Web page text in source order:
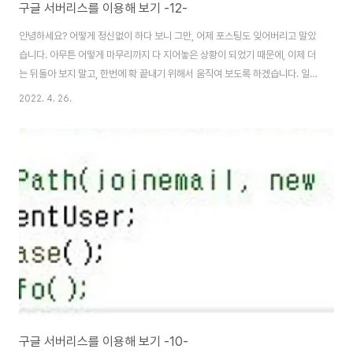
구글 서버리스를 이용해 보기 -12-
안녕하세요? 어떻게 정신없이 하다 보니 그만, 어제 포스팅도 잊어버리고 말았
습니다. 아무튼 어떻게 마무리까지 다 지어놓은 상황이 되었기 때문에, 이제 더
는 뒤돌아 보지 말고, 한번에 확 끝내기 위해서 움직여 보도록 하겠습니다. 일단
지난번 포스팅에서 에러가 났는데, 이것 때문에 애를 먹었습니다. 결국 여러번
모르겠습니다만, Faulted에 한번은 들어가고 나서 다시 움직인다는 것을 알게
이터 베이스에서 데이터를 받아오는 과정은 그대로 생략하고 마지막 단계로 나
온다는 것 입니다. 결국 찾아보니, ContinueWith가 아니라 MainThread에..
2022. 4. 26.
구글 서버리스를 이용해 보기 -10-